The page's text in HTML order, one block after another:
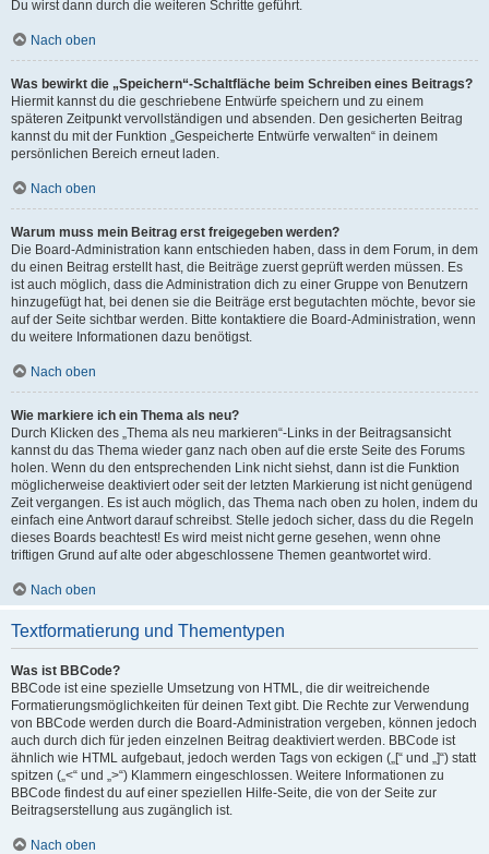
Du wirst dann durch die weiteren Schritte geführt.
Nach oben
Was bewirkt die „Speichern“-Schaltfläche beim Schreiben eines Beitrags?
Hiermit kannst du die geschriebene Entwürfe speichern und zu einem
späteren Zeitpunkt vervollständigen und absenden. Den gesicherten Beitrag
kannst du mit der Funktion „Gespeicherte Entwürfe verwalten“ in deinem
persönlichen Bereich erneut laden.
Nach oben
Warum muss mein Beitrag erst freigegeben werden?
Die Board-Administration kann entschieden haben, dass in dem Forum, in dem
du einen Beitrag erstellt hast, die Beiträge zuerst geprüft werden müssen. Es
ist auch möglich, dass die Administration dich zu einer Gruppe von Benutzern
hinzugefügt hat, bei denen sie die Beiträge erst begutachten möchte, bevor sie
auf der Seite sichtbar werden. Bitte kontaktiere die Board-Administration, wenn
du weitere Informationen dazu benötigst.
Nach oben
Wie markiere ich ein Thema als neu?
Durch Klicken des „Thema als neu markieren“-Links in der Beitragsansicht
kannst du das Thema wieder ganz nach oben auf die erste Seite des Forums
holen. Wenn du den entsprechenden Link nicht siehst, dann ist die Funktion
möglicherweise deaktiviert oder seit der letzten Markierung ist nicht genügend
Zeit vergangen. Es ist auch möglich, das Thema nach oben zu holen, indem du
einfach eine Antwort darauf schreibst. Stelle jedoch sicher, dass du die Regeln
dieses Boards beachtest! Es wird meist nicht gerne gesehen, wenn ohne
triftigen Grund auf alte oder abgeschlossene Themen geantwortet wird.
Nach oben
Textformatierung und Thementypen
Was ist BBCode?
BBCode ist eine spezielle Umsetzung von HTML, die dir weitreichende
Formatierungsmöglichkeiten für deinen Text gibt. Die Rechte zur Verwendung
von BBCode werden durch die Board-Administration vergeben, können jedoch
auch durch dich für jeden einzelnen Beitrag deaktiviert werden. BBCode ist
ähnlich wie HTML aufgebaut, jedoch werden Tags von eckigen („[“ und „]“) statt
spitzen („<“ und „>“) Klammern eingeschlossen. Weitere Informationen zu
BBCode findest du auf einer speziellen Hilfe-Seite, die von der Seite zur
Beitragserstellung aus zugänglich ist.
Nach oben